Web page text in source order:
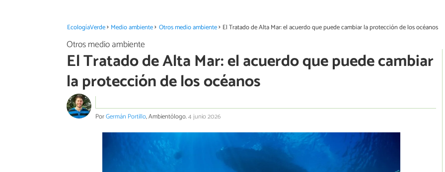
EcologíaVerde Medio ambiente Otros medio ambiente El Tratado de Alta Mar: el acuerdo que puede cambiar la protección de los océanos
Otros medio ambiente
El Tratado de Alta Mar: el acuerdo que puede cambiar
la protección de los océanos
PorGermán Portillo, Ambientólogo.4 junio 2026